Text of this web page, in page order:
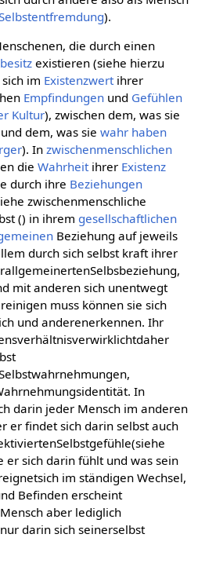
).
die durch einen
existieren (siehe hierzu
im Existenzwertihrer
Empfindungenund Gefühlen
Kultur), zwischen dem, was sie
dem, was sie wahr haben
). In zwischenmenschlichen
die Wahrheitihrer Existenz
durch ihre Beziehungen
zwischenmenschliche
() in ihrem gesellschaftlichen
Beziehung auf jeweils
durch sich selbst kraft ihrer
mit anderen sich unentwegt
muss können sie sich
und anderenerkennen. Ihr
In
darin jeder Mensch im anderen
er findet sich darin selbst auch
er sich darin fühlt und was sein
im ständigen Wechsel,
Befinden erscheint
aber lediglich
darin sich seinerselbst